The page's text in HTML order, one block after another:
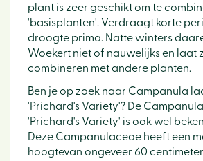
plant is zeer geschikt om te
'basisplanten'. Verdraagt korte
droogte prima. Natte winters
Woekert niet of nauwelijks en laat
combineren met andere planten.
Ben je op zoek naar Campanula
'Prichard's Variety'? De
'Prichard's Variety' is ook wel
Deze Campanulaceae heeft een
hoogtevan ongeveer 60